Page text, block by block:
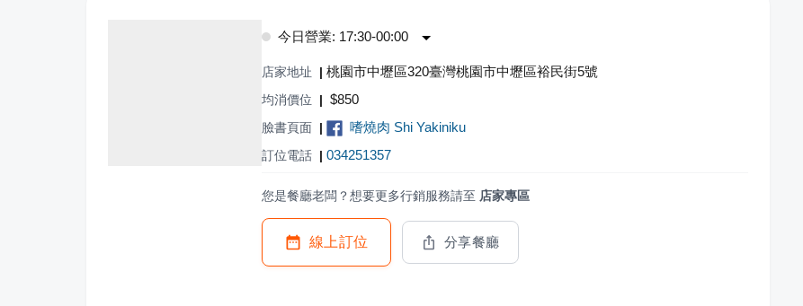
今日營業: 17:30-00:00
店家地址 | 桃園市中壢區320臺灣桃園市中壢區裕民街5號
均消價位 | $850
臉書頁面 | 嗜燒肉 Shi Yakiniku
訂位電話 | 034251357
您是餐廳老闆？想要更多行銷服務請至 店家專區
線上訂位 分享餐廳